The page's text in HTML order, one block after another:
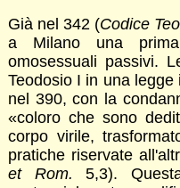
Già nel 342 (Codice
a Milano una
omosessuali passivi.
Teodosio I in una
nel 390, con la
«coloro che sono
corpo virile,
pratiche riservate
et Rom. 5,3).